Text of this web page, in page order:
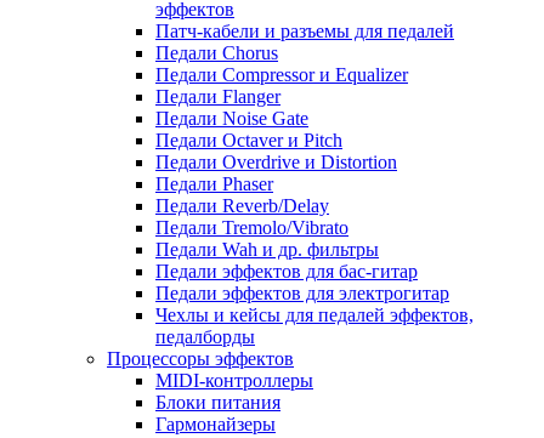
эффектов
Патч-кабели и разъемы для педалей
Педали Chorus
Педали Compressor и Equalizer
Педали Flanger
Педали Noise Gate
Педали Octaver и Pitch
Педали Overdrive и Distortion
Педали Phaser
Педали Reverb/Delay
Педали Tremolo/Vibrato
Педали Wah и др. фильтры
Педали эффектов для бас-гитар
Педали эффектов для электрогитар
Чехлы и кейсы для педалей эффектов,
педалборды
Процессоры эффектов
MIDI-контроллеры
Блоки питания
Гармонайзеры